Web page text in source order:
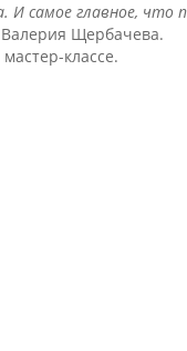
И самое главное,
Щербачева.
классе.